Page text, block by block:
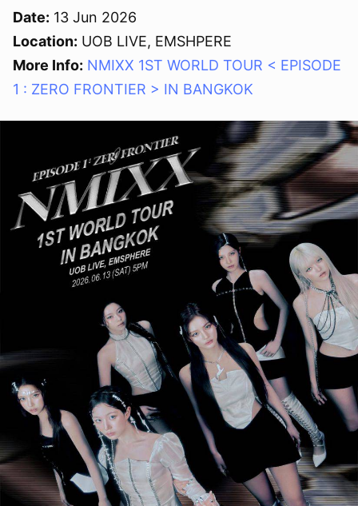
Date: 13 Jun 2026
Location: UOB LIVE, EMSHPERE
More Info: NMIXX 1ST WORLD TOUR < EPISODE
1 : ZERO FRONTIER > IN BANGKOK